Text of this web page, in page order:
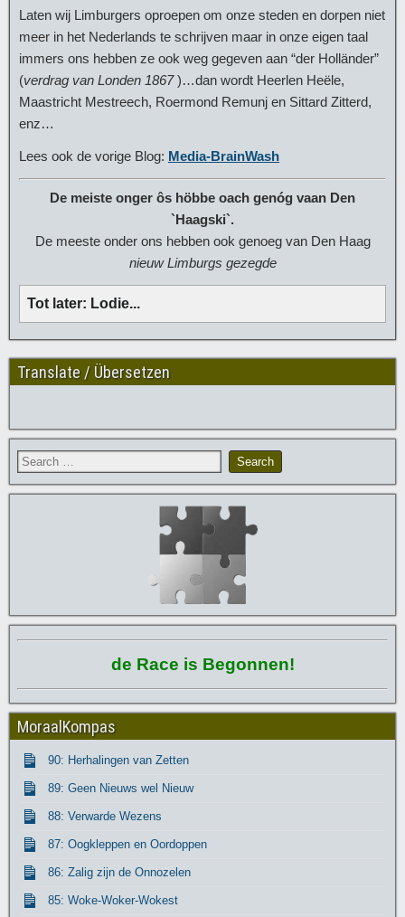
Laten wij Limburgers oproepen om onze steden en dorpen niet
meer in het Nederlands te schrijven maar in onze eigen taal
immers ons hebben ze ook weg gegeven aan “der Holländer”
(verdrag van Londen 1867)…dan wordt Heerlen Heële,
Maastricht Mestreech, Roermond Remunj en Sittard Zitterd,
enz…
Lees ook de vorige Blog: Media-BrainWash
De meiste onger ôs höbbe oach genóg vaan Den
`Haagski`.
De meeste onder ons hebben ook genoeg van Den Haag
nieuw Limburgs gezegde
Tot later: Lodie...
Translate / Übersetzen
de Race is Begonnen!
MoraalKompas
90: Herhalingen van Zetten
89: Geen Nieuws wel Nieuw
88: Verwarde Wezens
87: Oogkleppen en Oordoppen
86: Zalig zijn de Onnozelen
85: Woke-Woker-Wokest